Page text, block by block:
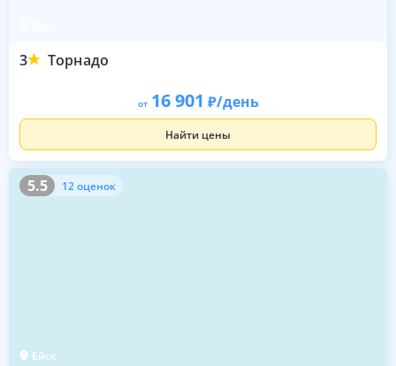
3 Торнадо
от 16 901 /день
Найти цены
5.5 12 оценок
Ейск
5.5 12 оценок